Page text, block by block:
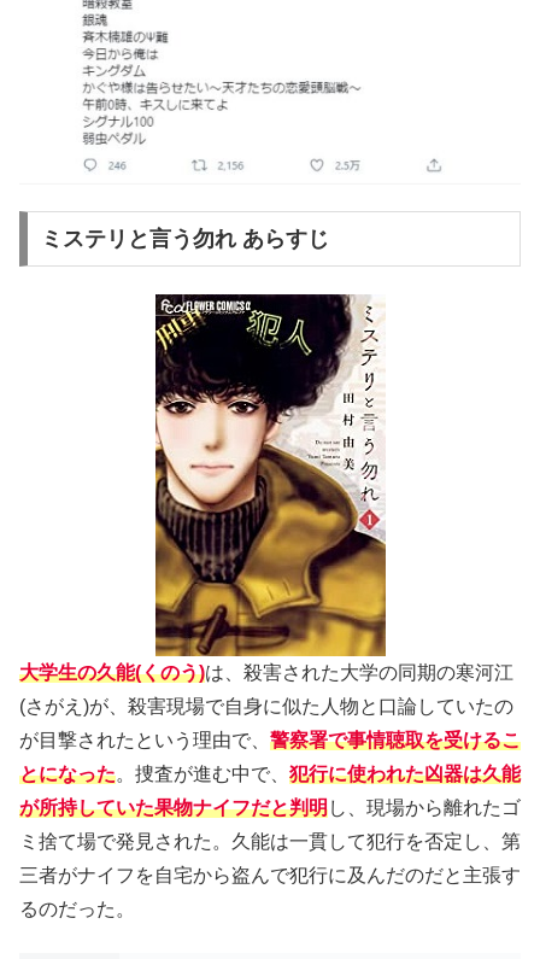
ミステリと言う勿れ あらすじ
大学生の久能(くのう)は、殺害された大学の同期の寒河江
(さがえ)が、殺害現場で自身に似た人物と口論していたの
が目撃されたという理由で、 警察署で事情聴取を受けるこ
とになった。捜査が進む中で、 犯行に使われた凶器は久能
が所持していた果物ナイフだと判明し、現場から離れたゴ
ミ捨て場で発見された。久能は一貫して犯行を否定し、第
三者がナイフを自宅から盗んで犯行に及んだのだと主張す
るのだった。